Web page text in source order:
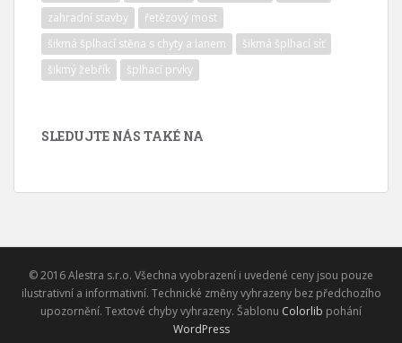
zahradní stavby
řetězový most
šikmá šplhací stěna s chyty a lanem
šikmá šplhací síť
šikmý žebřík
šplhací prvky
SLEDUJTE NÁS TAKÉ NA
© 2016 Alestra s.r.o. Všechna vyobrazení i uvedené ceny jsou pouze
ilustrativní a informativní. Technické změny vyhrazeny bez předchozího
upozornění. Textové chyby vyhrazeny. Šablonu Colorlib pohání
WordPress